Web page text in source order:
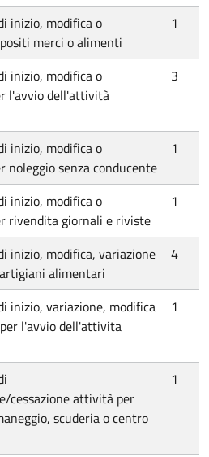
inizio, modifica o
merci o alimenti
1
inizio, modifica o
l'avvio dell'attività
3
inizio, modifica o
senza conducente
1
inizio, modifica o
rivendita giornali e riviste
1
inizio, modifica, variazione
alimentari
4
inizio, variazione, modifica
l'avvio dell'attivita
1
cessazione attività per
scuderia o centro
1